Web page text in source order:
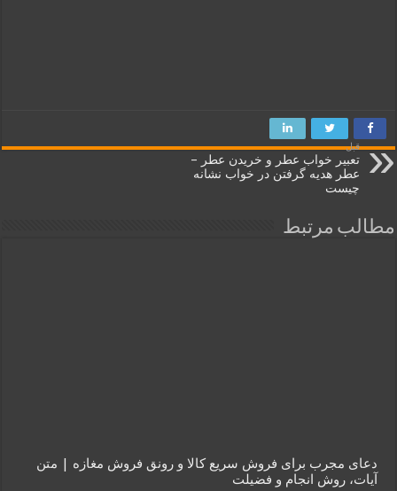
قبل
تعبیر خواب عطر و خریدن عطر –
عطر هدیه گرفتن در خواب نشانه
چیست
مطالب مرتبط
دعای مجرب برای فروش سریع کالا و رونق فروش مغازه | متن
آیات، روش انجام و فضیلت